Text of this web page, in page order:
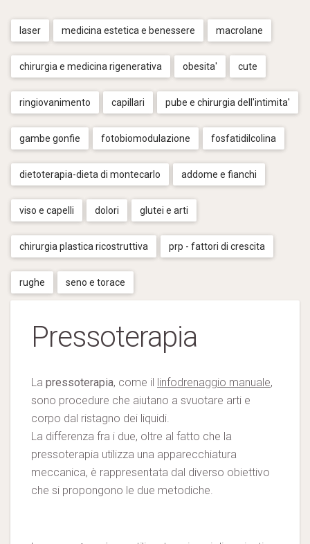
laser medicina estetica e benessere macrolane
chirurgia e medicina rigenerativa obesita' cute
ringiovanimento capillari pube e chirurgia dell'intimita'
gambe gonfie fotobiomodulazione fosfatidilcolina
dietoterapia-dieta di montecarlo addome e fianchi
viso e capelli dolori glutei e arti
chirurgia plastica ricostruttiva prp - fattori di crescita
rughe seno e torace
Pressoterapia
La pressoterapia, come il linfodrenaggio manuale,
sono procedure che aiutano a svuotare arti e
corpo dal ristagno dei liquidi.
La differenza fra i due, oltre al fatto che la
pressoterapia utilizza una apparecchiatura
meccanica, è rappresentata dal diverso obiettivo
che si propongono le due metodiche.